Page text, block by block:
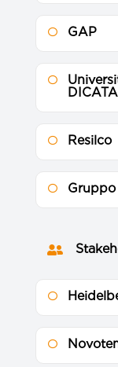
 GAP

 Resilco



